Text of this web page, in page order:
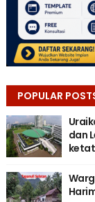
POPULAR
dan